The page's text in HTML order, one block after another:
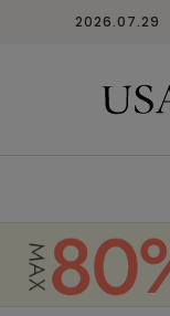
2026.07.29